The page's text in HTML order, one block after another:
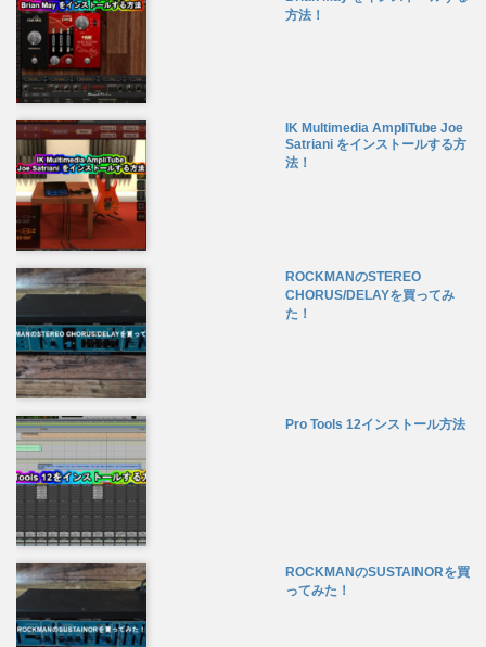
方法！
IK Multimedia AmpliTube Joe
Satriani をインストールする方
法！
ROCKMANのSTEREO
CHORUS/DELAYを買ってみ
た！
Pro Tools 12インストール方法
ROCKMANのSUSTAINORを買
ってみた！